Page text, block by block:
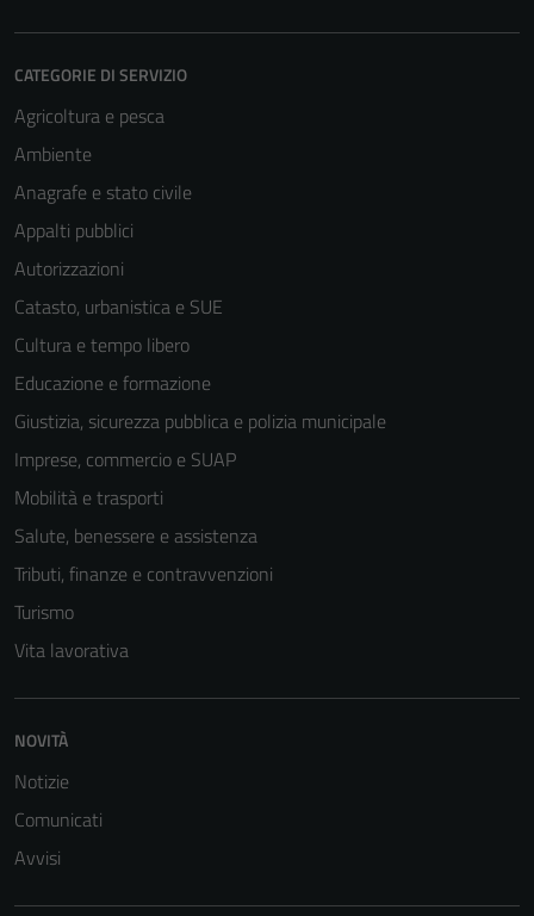
CATEGORIE DI SERVIZIO
Agricoltura e pesca
Ambiente
Anagrafe e stato civile
Appalti pubblici
Autorizzazioni
Catasto, urbanistica e SUE
Cultura e tempo libero
Educazione e formazione
Giustizia, sicurezza pubblica e polizia municipale
Imprese, commercio e SUAP
Mobilità e trasporti
Salute, benessere e assistenza
Tributi, finanze e contravvenzioni
Turismo
Vita lavorativa
NOVITÀ
Notizie
Comunicati
Avvisi